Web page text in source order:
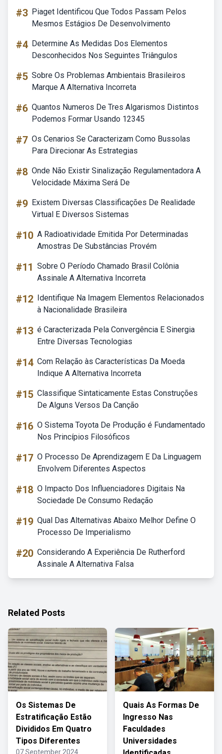
#3 Piaget Identificou Que Todos Passam Pelos
Mesmos Estágios De Desenvolvimento
#4 Determine As Medidas Dos Elementos
Desconhecidos Nos Seguintes Triângulos
#5 Sobre Os Problemas Ambientais Brasileiros
Marque A Alternativa Incorreta
#6 Quantos Numeros De Tres Algarismos Distintos
Podemos Formar Usando 12345
#7 Os Cenarios Se Caracterizam Como Bussolas
Para Direcionar As Estrategias
#8 Onde Não Existir Sinalização Regulamentadora A
Velocidade Máxima Será De
#9 Existem Diversas Classificações De Realidade
Virtual E Diversos Sistemas
#10 A Radioatividade Emitida Por Determinadas
Amostras De Substâncias Provém
#11 Sobre O Período Chamado Brasil Colônia
Assinale A Alternativa Incorreta
#12 Identifique Na Imagem Elementos Relacionados
à Nacionalidade Brasileira
#13 é Caracterizada Pela Convergência E Sinergia
Entre Diversas Tecnologias
#14 Com Relação às Características Da Moeda
Indique A Alternativa Incorreta
#15 Classifique Sintaticamente Estas Construções
De Alguns Versos Da Canção
#16 O Sistema Toyota De Produção é Fundamentado
Nos Princípios Filosóficos
#17 O Processo De Aprendizagem E Da Linguagem
Envolvem Diferentes Aspectos
#18 O Impacto Dos Influenciadores Digitais Na
Sociedade De Consumo Redação
#19 Qual Das Alternativas Abaixo Melhor Define O
Processo De Imperialismo
#20 Considerando A Experiência De Rutherford
Assinale A Alternativa Falsa
Related Posts
Os Sistemas De
Estratificação Estão
Divididos Em Quatro
Tipos Diferentes
07 September 2024
Quais As Formas De
Ingresso Nas
Faculdades
Universidades